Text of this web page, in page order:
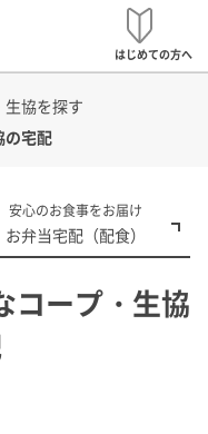
はじめての方へ
生協を探す
の宅配
安心のお食事をお届け
お弁当宅配（配食）
コープ・生協